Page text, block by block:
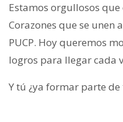
Estamos orgullosos
Corazones que se unen
PUCP. Hoy queremos
logros para llegar cada
Y tú ¿ya formar parte